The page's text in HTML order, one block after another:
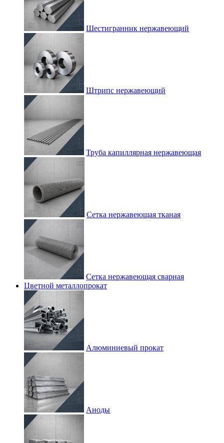
Шестигранник нержавеющий
Штрипс нержавеющий
Труба капиллярная нержавеющая
Сетка нержавеющая тканая
Сетка нержавеющая сварная
Цветной металлопрокат
Алюминиевый прокат
Аноды